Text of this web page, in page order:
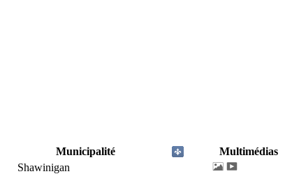
Municipalité
Multimédias
Shawinigan